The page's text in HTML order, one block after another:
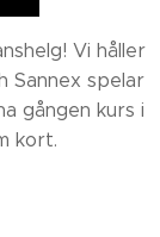
Vi håller
Sannex spelar
gången kurs i
kort.